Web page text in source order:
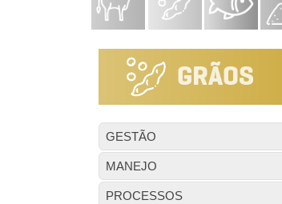
GESTÃO
MANEJO
PROCESSOS